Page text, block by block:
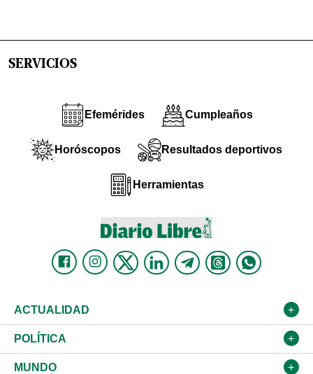
SERVICIOS
Efemérides Cumpleaños
Horóscopos Resultados deportivos
Herramientas
ACTUALIDAD
Nacional
Ciudad
POLÍTICA
Partidos
MUNDO